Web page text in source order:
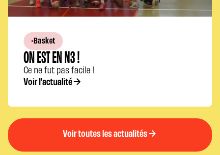
Basket
ON EST EN N3 !
Ce ne fut pas facile !
Voir l'actualité
Voir toutes les actualités